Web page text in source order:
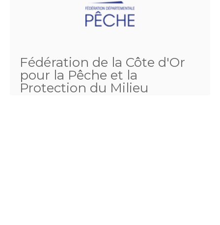
Fédération de la Côte d'Or
pour la Pêche et la
Protection du Milieu